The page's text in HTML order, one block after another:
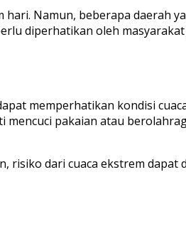
hari. Namun, beberapa daerah
diperhatikan oleh
memperhatikan kondisi
pakaian atau
risiko dari cuaca ekstrem dapat